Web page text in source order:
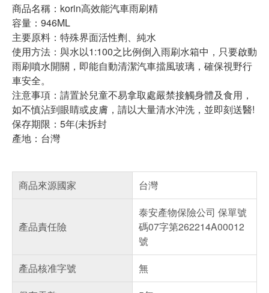
商品名稱：korin高效能汽車雨刷精
容量：946ML
主要原料：特殊界面活性劑、純水
使用方法：與水以1:100之比例倒入雨刷水箱中，只要啟動
雨刷噴水開關，即能自動清潔汽車擋風玻璃，確保視野行
車安全。
注意事項：請置於兒童不易拿取處嚴禁接觸身體及食用，
如不慎沾到眼睛或皮膚，請以大量清水沖洗，並即刻送醫!
保存期限：5年(未拆封
產地：台灣
商品來源國家 台灣
產品責任險
泰安產物保險公司 保單號
碼07字第262214A00012
號
產品核准字號
無